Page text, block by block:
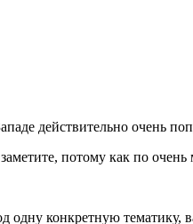
действительно очень
потому как по
одну конкретную тематику,